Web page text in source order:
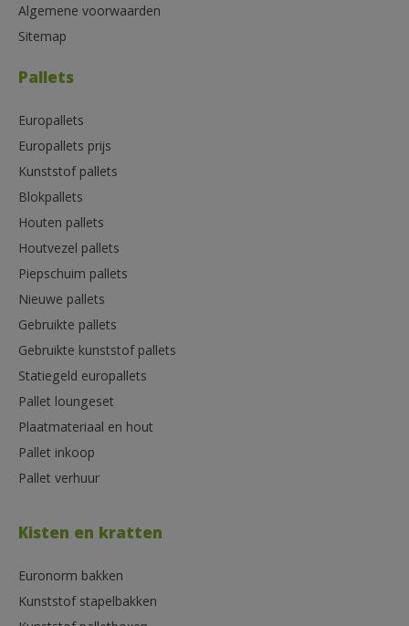
Algemene voorwaarden
Sitemap
Pallets
Europallets
Europallets prijs
Kunststof pallets
Blokpallets
Houten pallets
Houtvezel pallets
Piepschuim pallets
Nieuwe pallets
Gebruikte pallets
Gebruikte kunststof pallets
Statiegeld europallets
Pallet loungeset
Plaatmateriaal en hout
Pallet inkoop
Pallet verhuur
Kisten en kratten
Euronorm bakken
Kunststof stapelbakken